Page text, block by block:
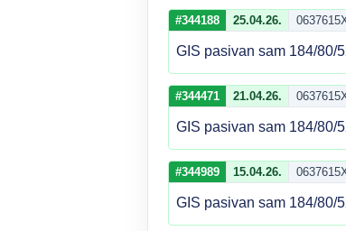
#344188 25.04.26.
GIS pasivan sam 184/80/
#344471 21.04.26.
GIS pasivan sam 184/80/
#344989 15.04.26.
GIS pasivan sam 184/80/